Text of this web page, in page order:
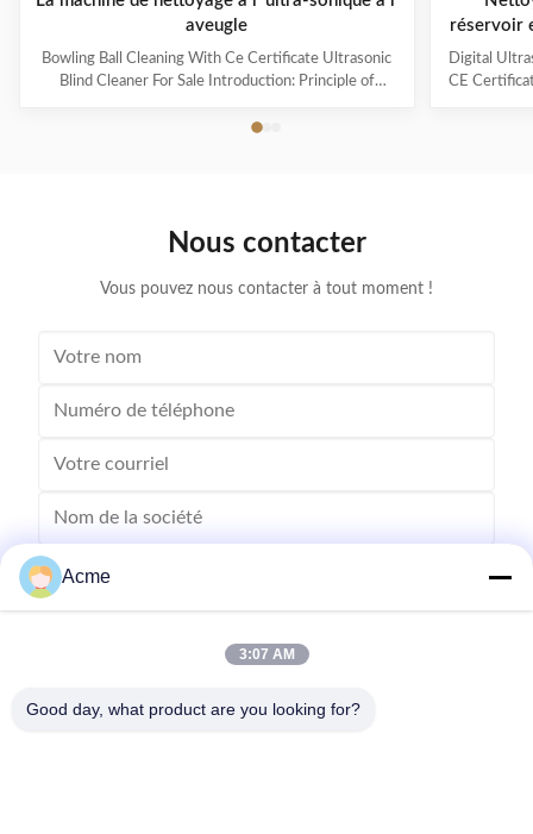
aveugle
Bowling Ball Cleaning With Ce Certificate Ultrasonic
Blind Cleaner For Sale Introduction: Principle of
from ultrasonic generator is transformed into high
tens of thousands of tiny bubbles with diameters of
réservoir
40KHz et
Digital
CE
Nous contacter
Vous pouvez nous contacter à tout moment !
Envoyez
Acme
3:07 AM
Good day, what product are you looking for?